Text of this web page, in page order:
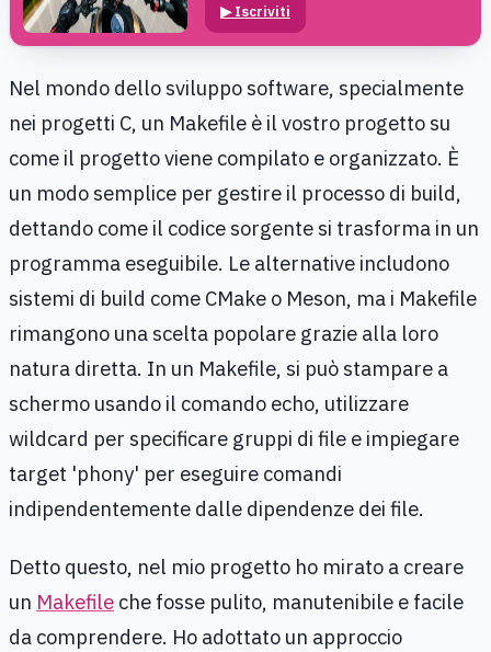
▶Iscriviti
Nel mondo dello sviluppo software, specialmente
nei progetti C, un Makefile è il vostro progetto su
come il progetto viene compilato e organizzato. È
un modo semplice per gestire il processo di build,
dettando come il codice sorgente si trasforma in un
programma eseguibile. Le alternative includono
sistemi di build come CMake o Meson, ma i Makefile
rimangono una scelta popolare grazie alla loro
natura diretta. In un Makefile, si può stampare a
schermo usando il comando echo, utilizzare
wildcard per specificare gruppi di file e impiegare
target 'phony' per eseguire comandi
indipendentemente dalle dipendenze dei file.
Detto questo, nel mio progetto ho mirato a creare
un Makefile che fosse pulito, manutenibile e facile
da comprendere. Ho adottato un approccio